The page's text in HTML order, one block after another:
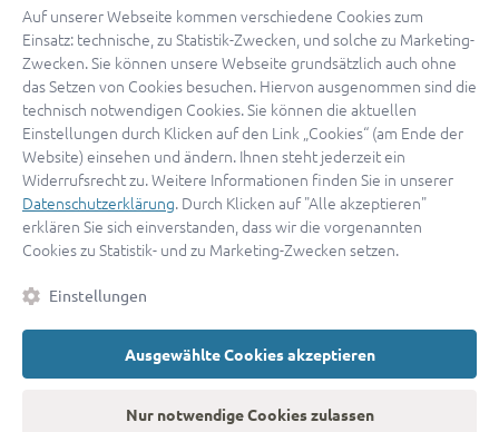
Mit Apple anmelden
Sign in with Google
By continuing, you are indicating that you accept ourTerms of
ServiceandPrivacy Policy.
Sie haben noch keinen Zugang?Hier registrieren
oder als Anwalt registrieren.
© 2026 advocado
Auf unserer Webseite kommen verschiedene Cookies zum
Einsatz: technische, zu Statistik-Zwecken, und solche zu Marketing-
Zwecken. Sie können unsere Webseite grundsätzlich auch ohne
das Setzen von Cookies besuchen. Hiervon ausgenommen sind die
technisch notwendigen Cookies. Sie können die aktuellen
Einstellungen durch Klicken auf den Link „Cookies“ (am Ende der
Website) einsehen und ändern. Ihnen steht jederzeit ein
Widerrufsrecht zu. Weitere Informationen finden Sie in unserer
Datenschutzerklärung. Durch Klicken auf "Alle akzeptieren"
erklären Sie sich einverstanden, dass wir die vorgenannten
Cookies zu Statistik- und zu Marketing-Zwecken setzen.
Einstellungen
Ausgewählte Cookies akzeptieren
Nur notwendige Cookies zulassen